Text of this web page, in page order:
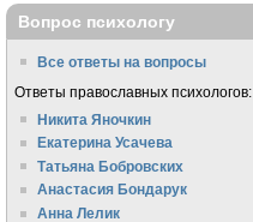
Вопрос психологу
Все ответы на вопросы
Ответы православных психологов:
Никита Яночкин
Екатерина Усачева
Татьяна Бобровских
Анастасия Бондарук
Анна Лелик